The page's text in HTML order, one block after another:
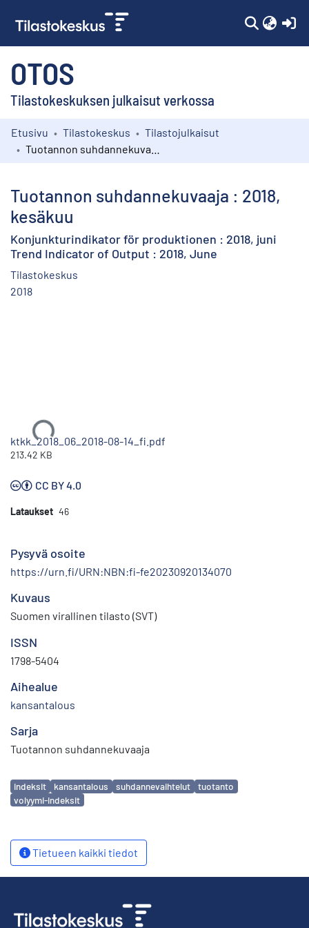
OTOS
Tilastokeskuksen julkaisut verkossa
Kokoelmat
Etusivu Tilastokeskus
Tilastojulkaisut
Tuotannon suhdannekuvaaja : 2018,
kesäkuu
Konjunkturindikator för produktionen : 2018, juni
Trend Indicator of Output : 2018, June
Tilastokeskus
2018
Ladataan...
ktkk_2018_06_2018-08-14_fi.pdf
213.42 KB
CC BY 4.0
Lataukset 46
Pysyvä osoite
https://urn.fi/URN:NBN:fi-fe20230920134070
Kuvaus
Suomen virallinen tilasto (SVT)
ISSN
1798-5404
Aihealue
kansantalous
Sarja
Tuotannon suhdannekuvaaja
Avainsanat
indeksit kansantalous suhdannevaihtelut
tuotanto
volyymi-indeksit
Tietueen kaikki tiedot